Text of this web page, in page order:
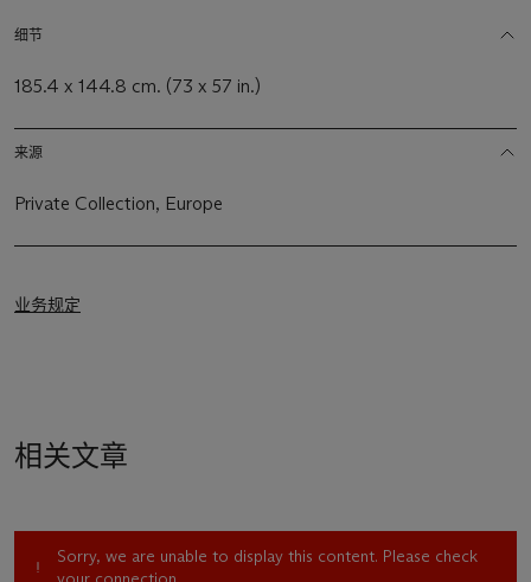
细节
185.4 x 144.8 cm. (73 x 57 in.)
来源
Private Collection, Europe
业务规定
相关文章
Sorry, we are unable to display this content. Please check